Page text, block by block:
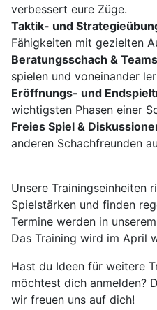
verbessert eure Züge.
Taktik- und
Fähigkeiten mit gezielten
Beratungsschach &
spielen und voneinander
Eröffnungs- und
wichtigsten Phasen einer
Freies Spiel &
anderen Schachfreunden
Unsere Trainingseinheiten
Spielstärken und finden
Termine werden in unserem
Das Training wird im April
Hast du Ideen für weitere
möchtest dich anmelden?
wir freuen uns auf dich!